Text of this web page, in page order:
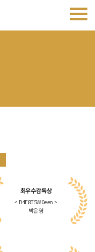
최우수감독상
< B4E8T5W0een >
박은영